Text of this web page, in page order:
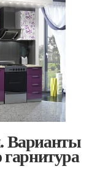
Варианты
гарнитура